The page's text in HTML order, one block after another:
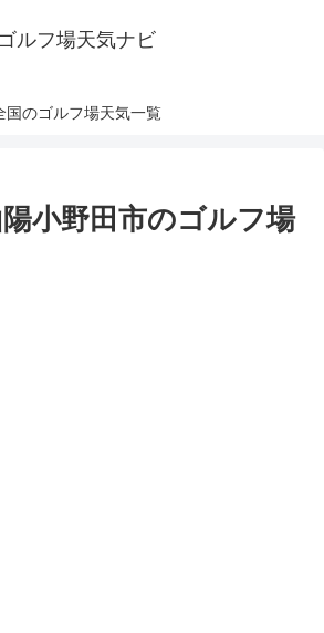
ゴルフ場天気ナビ
国のゴルフ場天気一覧
小野田市のゴルフ場